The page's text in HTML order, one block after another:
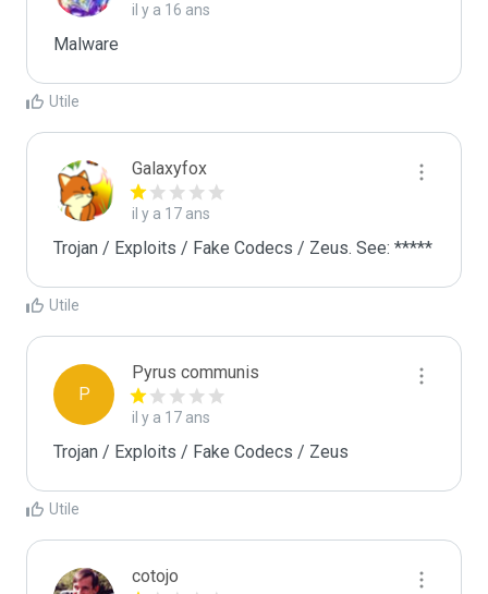
il y a 16 ans
Malware
Utile
Galaxyfox
il y a 17 ans
Trojan / Exploits / Fake Codecs / Zeus. See: *****
Utile
P
Pyrus communis
il y a 17 ans
Trojan / Exploits / Fake Codecs / Zeus
Utile
cotojo